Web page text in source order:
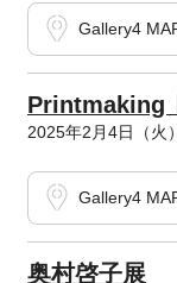
Gallery4
Printmaking
2025年2月4日（火
Gallery4
奥村啓子展